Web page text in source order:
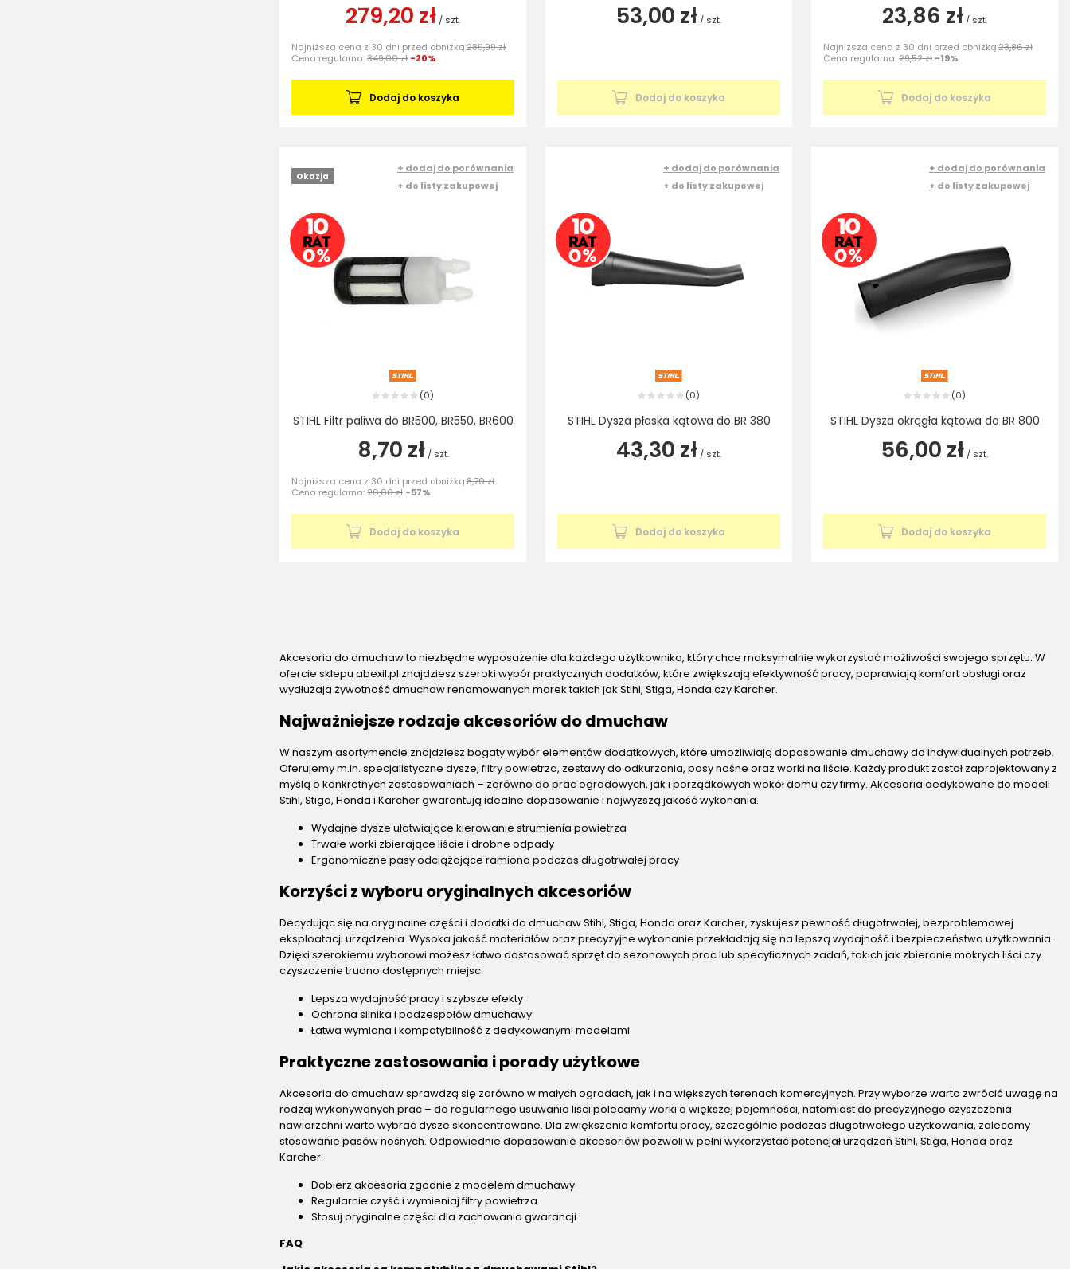
279,20 zł / szt.
Najniższa cena z 30 dni przed obniżką:289,99 zł
Cena regularna:349,00 zł -20%
Dodaj do koszyka
53,00 zł / szt.
Dodaj do koszyka
23,86 zł / szt.
Najniższa cena z 30 dni przed obniżką:23,86 zł
Cena regularna:29,52 zł -19%
Dodaj do koszyka
Okazja
+ dodaj do porównania
+ do listy zakupowej
(0)
STIHL Filtr paliwa do BR500, BR550, BR600
8,70 zł / szt.
Najniższa cena z 30 dni przed obniżką:8,70 zł
Cena regularna:20,00 zł -57%
Dodaj do koszyka
+ dodaj do porównania
+ do listy zakupowej
(0)
STIHL Dysza płaska kątowa do BR 380
43,30 zł / szt.
Dodaj do koszyka
+ dodaj do porównania
+ do listy zakupowej
(0)
STIHL Dysza okrągła kątowa do BR 800
56,00 zł / szt.
Dodaj do koszyka
Akcesoria do dmuchaw to niezbędne wyposażenie dla każdego użytkownika, który chce maksymalnie wykorzystać możliwości swojego sprzętu. W
ofercie sklepu abexil.pl znajdziesz szeroki wybór praktycznych dodatków, które zwiększają efektywność pracy, poprawiają komfort obsługi oraz
wydłużają żywotność dmuchaw renomowanych marek takich jak Stihl, Stiga, Honda czy Karcher.
Najważniejsze rodzaje akcesoriów do dmuchaw
W naszym asortymencie znajdziesz bogaty wybór elementów dodatkowych, które umożliwiają dopasowanie dmuchawy do indywidualnych potrzeb.
Oferujemy m.in. specjalistyczne dysze, filtry powietrza, zestawy do odkurzania, pasy nośne oraz worki na liście. Każdy produkt został zaprojektowany z
myślą o konkretnych zastosowaniach – zarówno do prac ogrodowych, jak i porządkowych wokół domu czy firmy. Akcesoria dedykowane do modeli
Stihl, Stiga, Honda i Karcher gwarantują idealne dopasowanie i najwyższą jakość wykonania.
Wydajne dysze ułatwiające kierowanie strumienia powietrza
Trwałe worki zbierające liście i drobne odpady
Ergonomiczne pasy odciążające ramiona podczas długotrwałej pracy
Korzyści z wyboru oryginalnych akcesoriów
Decydując się na oryginalne części i dodatki do dmuchaw Stihl, Stiga, Honda oraz Karcher, zyskujesz pewność długotrwałej, bezproblemowej
eksploatacji urządzenia. Wysoka jakość materiałów oraz precyzyjne wykonanie przekładają się na lepszą wydajność i bezpieczeństwo użytkowania.
Dzięki szerokiemu wyborowi możesz łatwo dostosować sprzęt do sezonowych prac lub specyficznych zadań, takich jak zbieranie mokrych liści czy
czyszczenie trudno dostępnych miejsc.
Lepsza wydajność pracy i szybsze efekty
Ochrona silnika i podzespołów dmuchawy
Łatwa wymiana i kompatybilność z dedykowanymi modelami
Praktyczne zastosowania i porady użytkowe
Akcesoria do dmuchaw sprawdzą się zarówno w małych ogrodach, jak i na większych terenach komercyjnych. Przy wyborze warto zwrócić uwagę na
rodzaj wykonywanych prac – do regularnego usuwania liści polecamy worki o większej pojemności, natomiast do precyzyjnego czyszczenia
nawierzchni warto wybrać dysze skoncentrowane. Dla zwiększenia komfortu pracy, szczególnie podczas długotrwałego użytkowania, zalecamy
stosowanie pasów nośnych. Odpowiednie dopasowanie akcesoriów pozwoli w pełni wykorzystać potencjał urządzeń Stihl, Stiga, Honda oraz
Karcher.
Dobierz akcesoria zgodnie z modelem dmuchawy
Regularnie czyść i wymieniaj filtry powietrza
Stosuj oryginalne części dla zachowania gwarancji
FAQ